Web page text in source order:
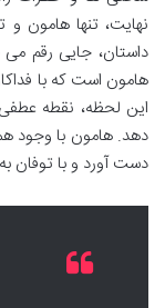
نهایت، تنها هامون و
داستان، جایی رقم
هامون است که با
این لحظه، نقطه
دهد. هامون با وجود
دست آورد و با توفان به